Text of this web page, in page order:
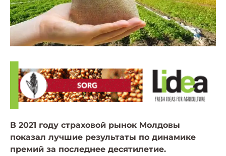
В 2021 году страховой рынок Молдовы
показал лучшие результаты по динамике
премий за последнее десятилетие.